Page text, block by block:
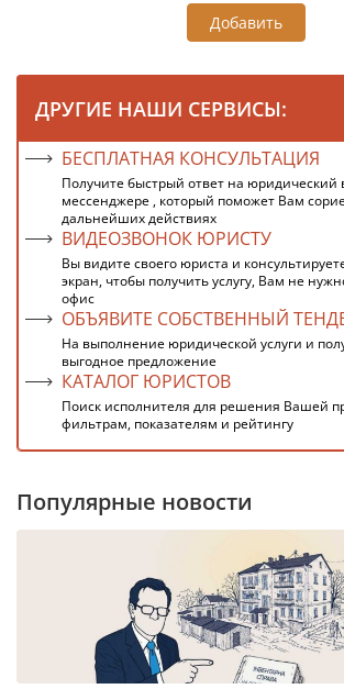
Добавить
ДРУГИЕ НАШИ СЕРВИСЫ:
БЕСПЛАТНАЯ КОНСУЛЬТАЦИЯ
Получите быстрый ответ на юридический
мессенджере , который поможет Вам
дальнейших действиях
ВИДЕОЗВОНОК ЮРИСТУ
Вы видите своего юриста и
экран, чтобы получить услугу, Вам не
офис
ОБЪЯВИТЕ СОБСТВЕННЫЙ
На выполнение юридической услуги и
выгодное предложение
КАТАЛОГ ЮРИСТОВ
Поиск исполнителя для решения Вашей
фильтрам, показателям и рейтингу
Популярные новости